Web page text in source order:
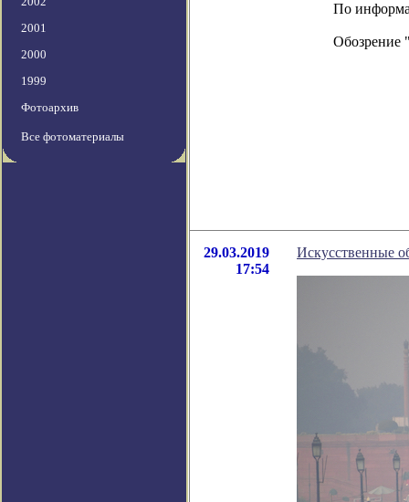
2001
2000
1999
Фотоархив
Все фотоматериалы
По
Обозрение
29.03.2019
17:54
Искусственные